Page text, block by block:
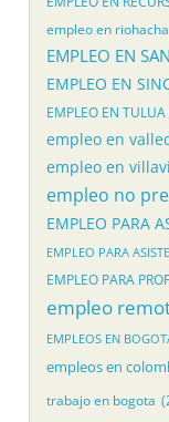
empleo en riohacha
EMPLEO EN
EMPLEO EN
EMPLEO EN TULUA
empleo en
empleo en
empleo no
EMPLEO PARA
EMPLEO PARA
EMPLEO PARA
empleo
EMPLEOS EN
empleos en
trabajo en bogota